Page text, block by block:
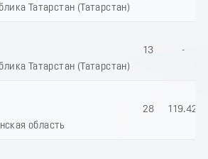
Татарстан (Татарстан)
Татарстан (Татарстан)
13 -
область
28 119.42